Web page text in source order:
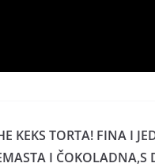
KEKS TORTA! FINA I
I ČOKOLADNA,S